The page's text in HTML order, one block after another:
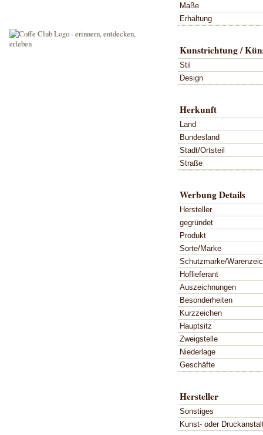
Maße
Erhaltung
Kunstrichtung /
Stil
Design
Herkunft
Land
Bundesland
Stadt/Ortsteil
Straße
Werbung Details
Hersteller
gegründet
Produkt
Sorte/Marke
Schutzmarke/
Hoflieferant
Auszeichnungen
Besonderheiten
Kurzzeichen
Hauptsitz
Zweigstelle
Niederlage
Geschäfte
Hersteller
Sonstiges
Kunst- oder